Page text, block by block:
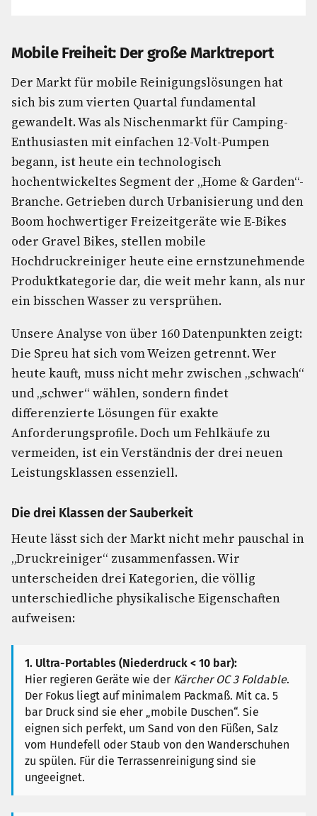
Mobile Freiheit: Der große Marktreport
Der Markt für mobile Reinigungslösungen hat
sich bis zum vierten Quartal fundamental
gewandelt. Was als Nischenmarkt für Camping-
Enthusiasten mit einfachen 12-Volt-Pumpen
begann, ist heute ein technologisch
hochentwickeltes Segment der „Home & Garden“-
Branche. Getrieben durch Urbanisierung und den
Boom hochwertiger Freizeitgeräte wie E-Bikes
oder Gravel Bikes, stellen mobile
Hochdruckreiniger heute eine ernstzunehmende
Produktkategorie dar, die weit mehr kann, als nur
ein bisschen Wasser zu versprühen.
Unsere Analyse von über 160 Datenpunkten zeigt:
Die Spreu hat sich vom Weizen getrennt. Wer
heute kauft, muss nicht mehr zwischen „schwach“
und „schwer“ wählen, sondern findet
differenzierte Lösungen für exakte
Anforderungsprofile. Doch um Fehlkäufe zu
vermeiden, ist ein Verständnis der drei neuen
Leistungsklassen essenziell.
Die drei Klassen der Sauberkeit
Heute lässt sich der Markt nicht mehr pauschal in
„Druckreiniger“ zusammenfassen. Wir
unterscheiden drei Kategorien, die völlig
unterschiedliche physikalische Eigenschaften
aufweisen:
1. Ultra-Portables (Niederdruck < 10 bar):
Hier regieren Geräte wie der Kärcher OC 3 Foldable.
Der Fokus liegt auf minimalem Packmaß. Mit ca. 5
bar Druck sind sie eher „mobile Duschen“. Sie
eignen sich perfekt, um Sand von den Füßen, Salz
vom Hundefell oder Staub von den Wanderschuhen
zu spülen. Für die Terrassenreinigung sind sie
ungeeignet.